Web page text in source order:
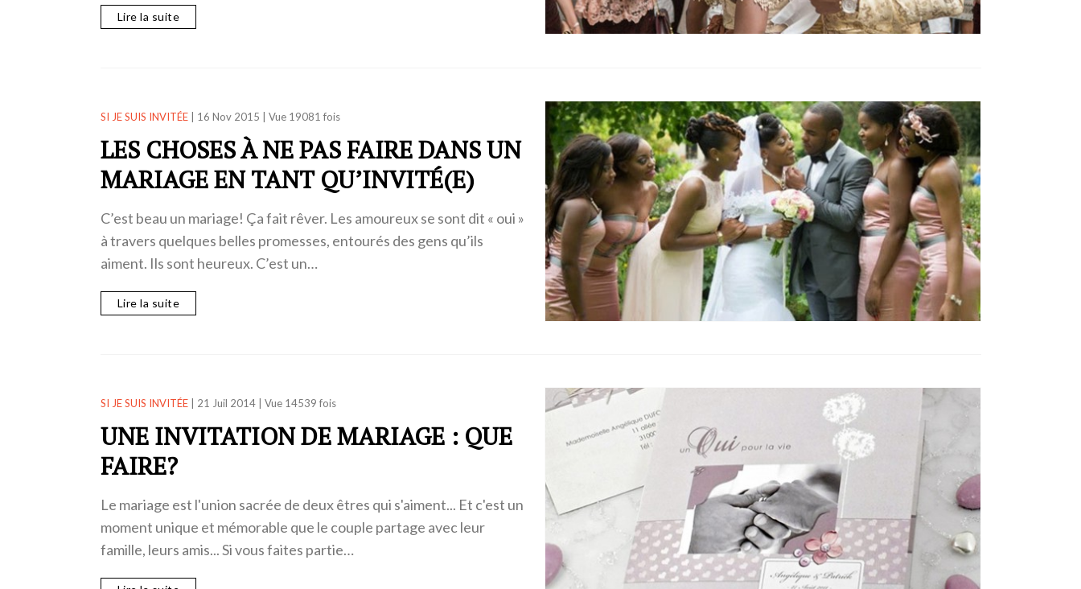
Lire la suite
SI JE SUIS INVITÉE| 16 Nov 2015 Vue 19081 fois
LES CHOSES À NE PAS FAIRE DANS UN
MARIAGE EN TANT QU’INVITÉ(E)
C’est beau un mariage! Ça fait rêver. Les amoureux se sont dit « oui »
à travers quelques belles promesses, entourés des gens qu’ils
aiment. Ils sont heureux. C’est un…
Lire la suite
SI JE SUIS INVITÉE| 21 Juil 2014| Vue 14539 fois
UNE INVITATION DE MARIAGE : QUE
FAIRE?
Le mariage est l'union sacrée de deux êtres qui s'aiment... Et c'est un
moment unique et mémorable que le couple partage avec leur
famille, leurs amis... Si vous faites partie…